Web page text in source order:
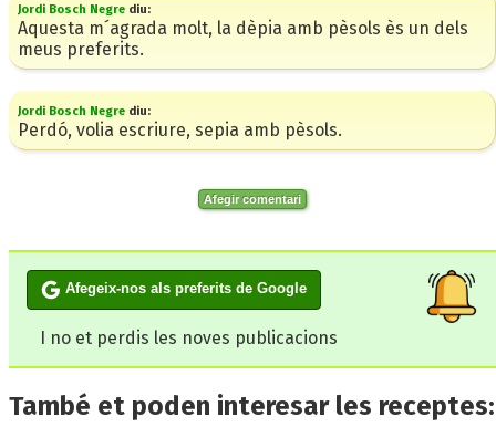
Jordi Bosch Negre diu:
Aquesta m´agrada molt, la dèpia amb pèsols ès un dels
meus preferits.
Jordi Bosch Negre diu:
Perdó, volia escriure, sepia amb pèsols.
Afegir comentari
Afegeix-nos als preferits de Google
I no et perdis les noves publicacions
També et poden interesar les receptes: